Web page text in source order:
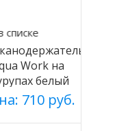
Work на
белый
710 руб.
списке